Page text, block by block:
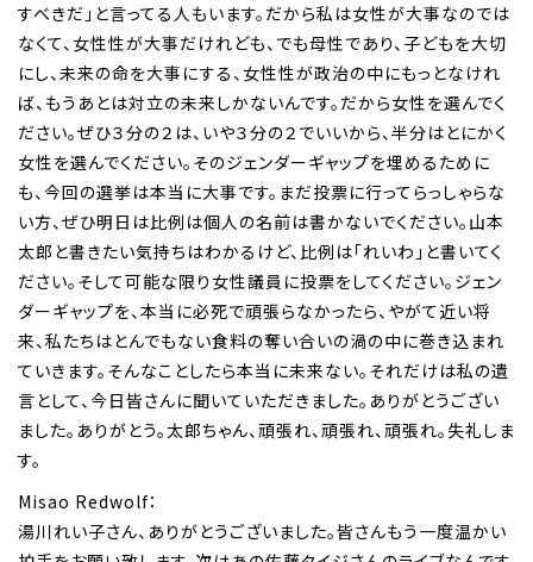
すべきだ」と言ってる人もいます。だから私は女性が大事なのでは
なくて、女性性が大事だけれども、でも母性であり、子どもを大切
にし、未来の命を大事にする、女性性が政治の中にもっとなけれ
ば、もうあとは対立の未来しかないんです。だから女性を選んでく
ださい。ぜひ３分の２は、いや３分の２でいいから、半分はとにかく
女性を選んでください。そのジェンダーギャップを埋めるために
も、今回の選挙は本当に大事です。まだ投票に行ってらっしゃらな
い方、ぜひ明日は比例は個人の名前は書かないでください。山本
太郎と書きたい気持ちはわかるけど、比例は「れいわ」と書いてく
ださい。そして可能な限り女性議員に投票をしてください。ジェン
ダーギャップを、本当に必死で頑張らなかったら、やがて近い将
来、私たちはとんでもない食料の奪い合いの渦の中に巻き込まれ
ていきます。そんなことしたら本当に未来ない。それだけは私の遺
言として、今日皆さんに聞いていただきました。ありがとうござい
ました。ありがとう。太郎ちゃん、頑張れ、頑張れ、頑張れ。失礼しま
す。
Misao Redwolf：
湯川れい子さん、ありがとうございました。皆さんもう一度温かい